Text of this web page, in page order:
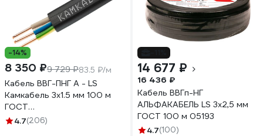
-14%
8 350 ₽9 729 ₽83.5 ₽/м
Кабель ВВГ-ПНГ А - LS
Камкабель 3x1.5 мм 100 м
ГОСТ
1157К30FG00070А0100М
4.7(206)
14 677 ₽
16 436 ₽
Кабель ВВГп-НГ
АЛЬФАКАБЕЛЬ LS 3х2,5 мм
ГОСТ 100 м 05193
4.7(100)